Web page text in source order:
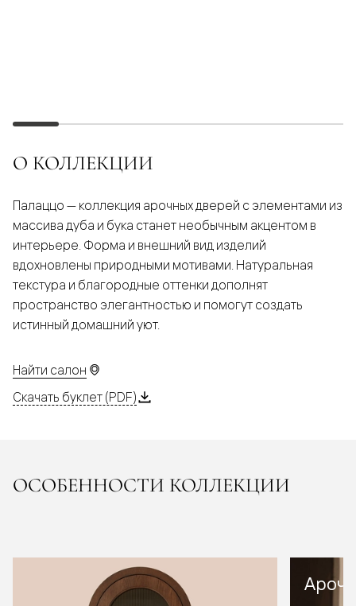
О КОЛЛЕКЦИИ
Палаццо — коллекция арочных дверей с элементами из
массива дуба и бука станет необычным акцентом в
интерьере. Форма и внешний вид изделий
вдохновлены природными мотивами. Натуральная
текстура и благородные оттенки дополнят
пространство элегантностью и помогут создать
истинный домашний уют.
Найти салон
Скачать буклет (PDF)
ОСОБЕННОСТИ КОЛЛЕКЦИИ